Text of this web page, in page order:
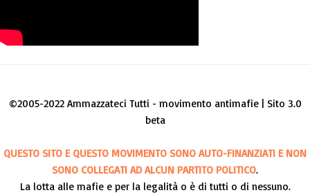
©2005-2022 Ammazzateci Tutti - movimento antimafie | Sito 3.0
beta
QUESTO SITO E QUESTO MOVIMENTO SONO AUTO-FINANZIATI E NON
SONO COLLEGATI AD ALCUN PARTITO POLITICO.
La lotta alle mafie e per la legalità o è di tutti o di nessuno.